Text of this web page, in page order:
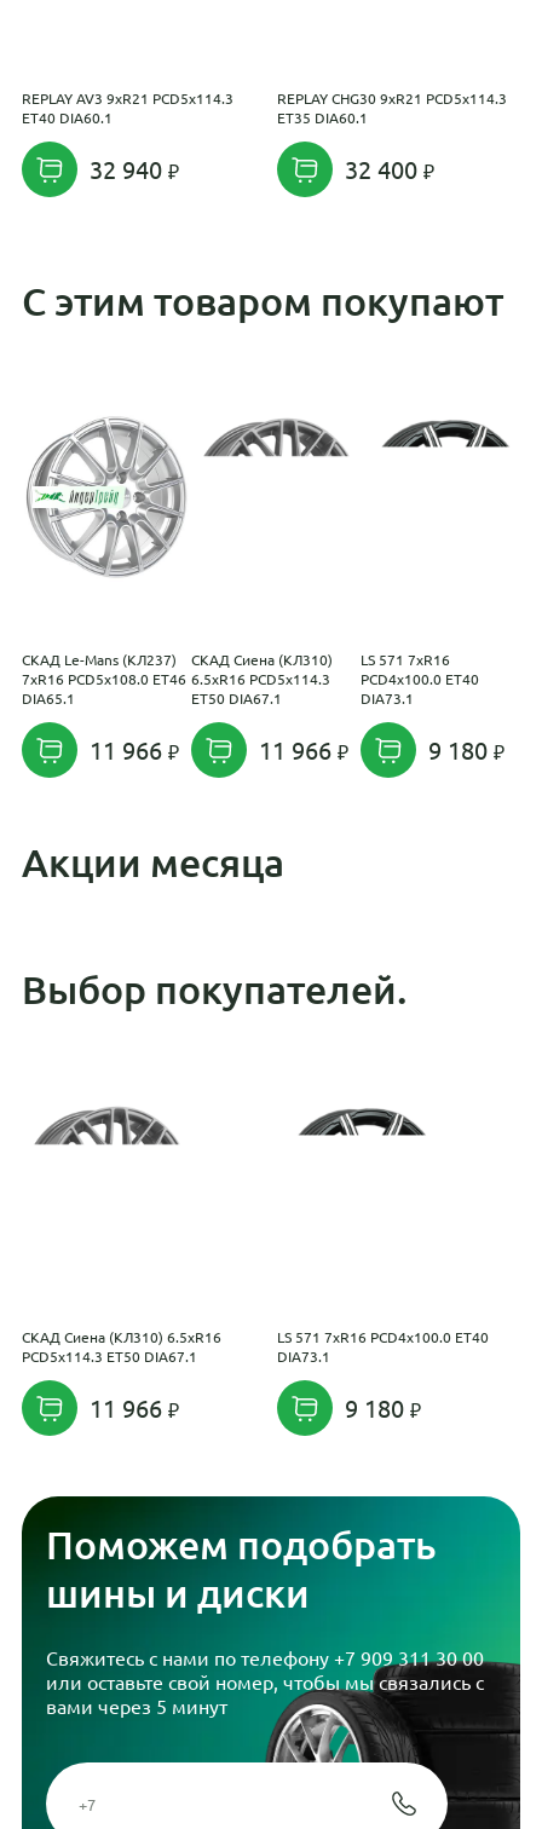
REPLAY AV3 9xR21 PCD5x114.3
ET40 DIA60.1
32 940
REPLAY CHG30 9xR21 PCD5x114.3
ET35 DIA60.1
32 400
С этим товаром покупают
СКАД Le-Mans (КЛ237)
7xR16 PCD5x108.0 ET46
DIA65.1
11 966
СКАД Сиена (КЛ310)
6.5xR16 PCD5x114.3
ET50 DIA67.1
11 966
LS 571 7xR16
PCD4x100.0 ET40
DIA73.1
9 180
Акции месяца
Выбор покупателей.
СКАД Сиена (КЛ310) 6.5xR16
PCD5x114.3 ET50 DIA67.1
11 966
LS 571 7xR16 PCD4x100.0 ET40
DIA73.1
9 180
Поможем подобрать
шины и диски
Свяжитесь с нами по телефону +7 909 311 30 00
или оставьте свой номер, чтобы мы связались с
вами через 5 минут